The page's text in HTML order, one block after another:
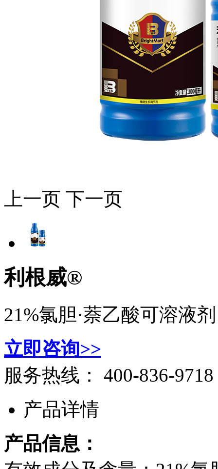
上一页 下一页
利根威®
21%氯胆·萘乙酸可溶液剂
立即咨询>>
服务热线： 400-836-9718
产品详情
产品信息：